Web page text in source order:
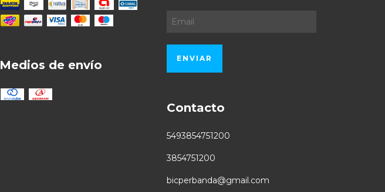
Medios de envío
Contacto
5493854751200
3854751200
bicperbanda@gmail.com